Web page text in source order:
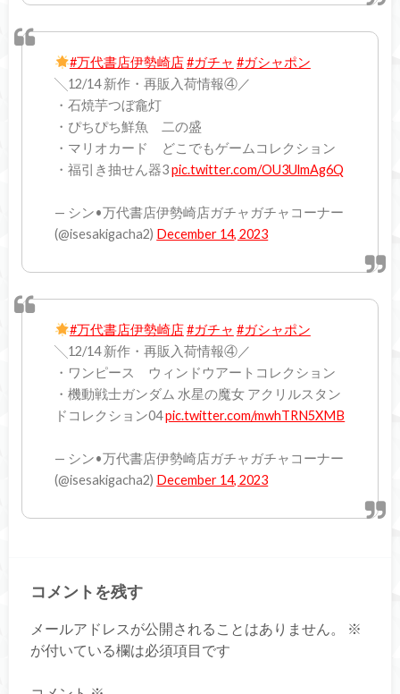
#万代書店伊勢崎店#ガチャ #ガシャポン
╲12/14 新作・再販入荷情報④／
・石焼芋つぼ龕灯
・ぴちぴち鮮魚 二の盛
・マリオカード どこでもゲームコレクション
・福引き抽せん器3pic.twitter.com/OU3UlmAg6Q
— シン•万代書店伊勢崎店ガチャガチャコーナー
(@isesakigacha2) December 14, 2023
#万代書店伊勢崎店#ガチャ #ガシャポン
╲12/14 新作・再販入荷情報④／
・ワンピース ウィンドウアートコレクション
・機動戦士ガンダム 水星の魔女 アクリルスタン
ドコレクション04pic.twitter.com/mwhTRN5XMB
— シン•万代書店伊勢崎店ガチャガチャコーナー
(@isesakigacha2) December 14, 2023
コメントを残す
メールアドレスが公開されることはありません。
※
が付いている欄は必須項目です